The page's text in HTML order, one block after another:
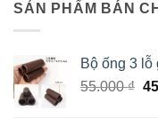
SẢN PHẨM BÁN
Bộ ống 3 lỗ
55.000₫